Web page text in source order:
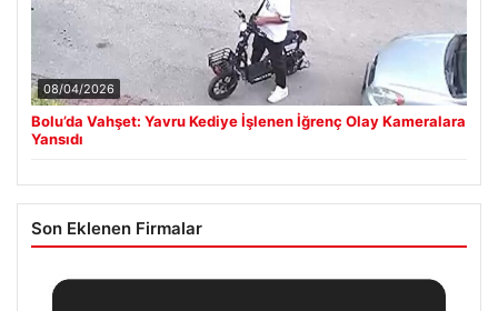
08/04/2026
Bolu’da Vahşet: Yavru Kediye İşlenen İğrenç Olay Kameralara
Yansıdı
Son Eklenen Firmalar